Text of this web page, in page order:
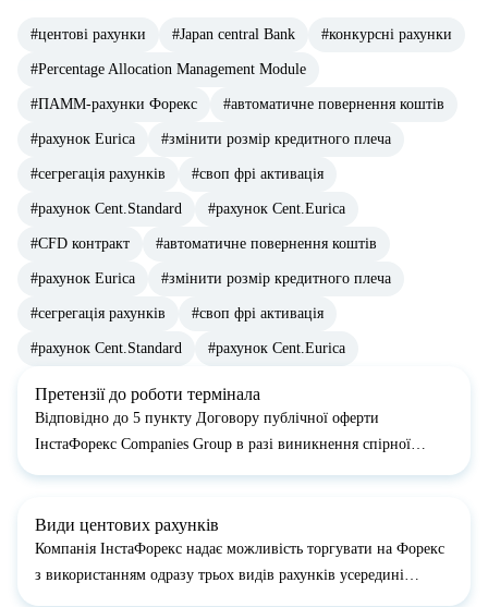
#центові рахунки #Japan central Bank #конкурсні рахунки
#Percentage Allocation Management Module
#ПАММ-рахунки Форекс #автоматичне повернення коштів
#рахунок Eurica #змінити розмір кредитного плеча
#сегрегація рахунків #своп фрі активація
#рахунок Cent.Standard #рахунок Cent.Eurica
#CFD контракт #автоматичне повернення коштів
#рахунок Eurica #змінити розмір кредитного плеча
#сегрегація рахунків #своп фрі активація
#рахунок Cent.Standard #рахунок Cent.Eurica
Претензії до роботи термінала
Відповідно до 5 пункту Договору публічної оферти
ІнстаФорекс Companies Group в разі виникнення спірної
виникнення підстав для...
Види центових рахунків
Компанія ІнстаФорекс надає можливість торгувати на Форекс
з використанням одразу трьох видів рахунків усередині